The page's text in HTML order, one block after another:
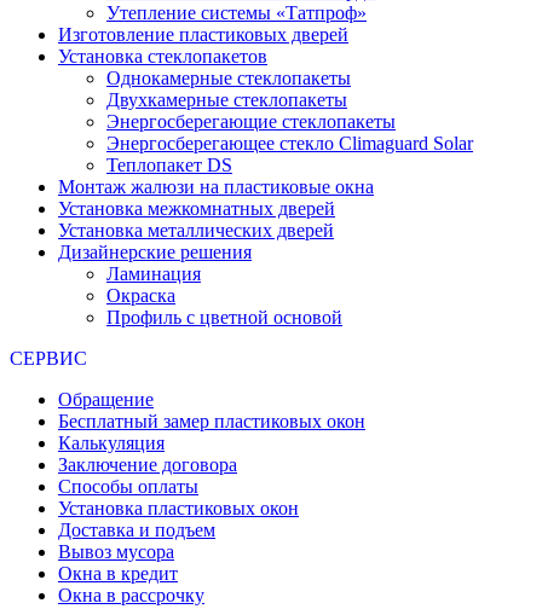
Утепление системы «Татпроф»
Изготовление пластиковых дверей
Установка стеклопакетов
Однокамерные стеклопакеты
Двухкамерные стеклопакеты
Энергосберегающие стеклопакеты
Энергосберегающее стекло Climaguard Solar
Теплопакет DS
Монтаж жалюзи на пластиковые окна
Установка межкомнатных дверей
Установка металлических дверей
Дизайнерские решения
Ламинация
Окраска
Профиль с цветной основой
СЕРВИС
Обращение
Бесплатный замер пластиковых окон
Калькуляция
Заключение договора
Способы оплаты
Установка пластиковых окон
Доставка и подъем
Вывоз мусора
Окна в кредит
Окна в рассрочку